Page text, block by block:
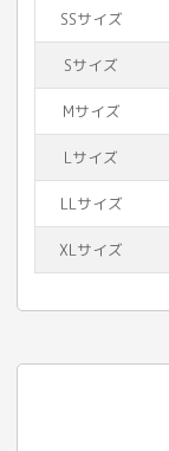
SSサイズ
Sサイズ
Mサイズ
Lサイズ
LLサイズ
XLサイズ